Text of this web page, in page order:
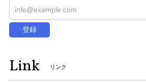
登録
Link リンク